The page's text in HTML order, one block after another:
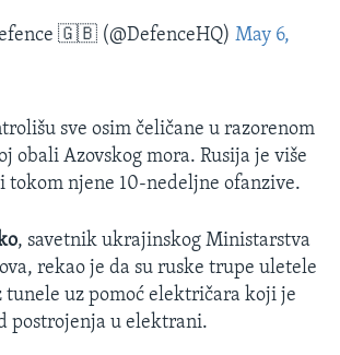
🇬🇧 (@DefenceHQ) May 6,
sve osim čeličane u razorenom
obali Azovskog mora. Rusija je više
tokom njene 10-nedeljne ofanzive.
, savetnik ukrajinskog Ministarstva
rekao je da su ruske trupe uletele
uz pomoć električara koji je
postrojenja u elektrani.